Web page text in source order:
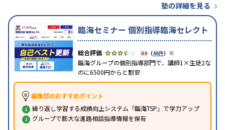
塾の詳細を見る
臨海セミナー 個別指導臨海セレクト
3.9 （46件） ※
臨海グループの個別指導部門で、講師1×生徒2な
のに6500円からと割安
編集部のおすすめポイント
繰り返し学習する成績向上システム「臨海TSP」で学力アップ
グループで膨大な進路相談指導情報を保有